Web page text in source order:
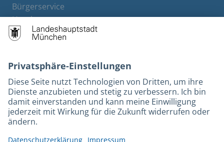
Bürgerservice
Hotels
Barrierefreiheit
Leichte Sprache
Gebärdensprache
Datenschutz